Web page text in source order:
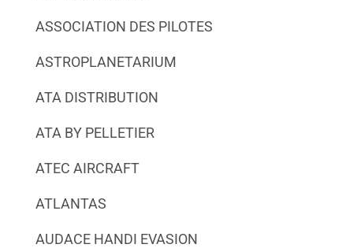
ASSOCIATION DES PILOTES
ASTROPLANETARIUM
ATA DISTRIBUTION
ATA BY PELLETIER
ATEC AIRCRAFT
ATLANTAS
AUDACE HANDI EVASION